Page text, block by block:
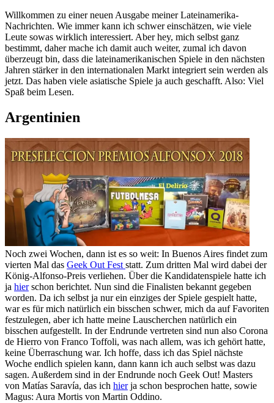
Willkommen zu einer neuen Ausgabe meiner Lateinamerika-
Nachrichten. Wie immer kann ich schwer einschätzen, wie viele
Leute sowas wirklich interessiert. Aber hey, mich selbst ganz
bestimmt, daher mache ich damit auch weiter, zumal ich davon
überzeugt bin, dass die lateinamerikanischen Spiele in den nächsten
Jahren stärker in den internationalen Markt integriert sein werden als
jetzt. Das haben viele asiatische Spiele ja auch geschafft. Also: Viel
Spaß beim Lesen.
Argentinien
Noch zwei Wochen, dann ist es so weit: In Buenos Aires findet zum
vierten Mal das Geek Out Fest statt. Zum dritten Mal wird dabei der
König-Alfonso-Preis verliehen. Über die Kandidatenspiele hatte ich
ja hierschon berichtet. Nun sind die Finalisten bekannt gegeben
worden. Da ich selbst ja nur ein einziges der Spiele gespielt hatte,
war es für mich natürlich ein bisschen schwer, mich da auf Favoriten
festzulegen, aber ich hatte meine Lauscherchen natürlich ein
bisschen aufgestellt. In der Endrunde vertreten sind nun also Corona
de Hierro von Franco Toffoli, was nach allem, was ich gehört hatte,
keine Überraschung war. Ich hoffe, dass ich das Spiel nächste
Woche endlich spielen kann, dann kann ich auch selbst was dazu
sagen. Außerdem sind in der Endrunde noch Geek Out! Masters
von Matías Saravía, das ich hierja schon besprochen hatte, sowie
Magus: Aura Mortis von Martin Oddino.